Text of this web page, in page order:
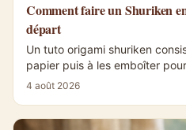
Comment faire un Shuriken
départ
Un tuto origami shuriken
papier puis à les emboîter
facile. Le point clé est...
4 août 2026